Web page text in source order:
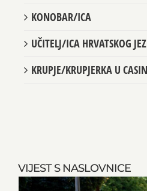
VIJEST S NASLOVNICE
KONOBAR/ICA
UČITELJ/ICA HRVATSKOG
KRUPJE/KRUPJERKA U